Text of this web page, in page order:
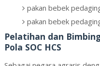
pakan bebek
pakan bebek
Pelatihan dan
Pola SOC HCS